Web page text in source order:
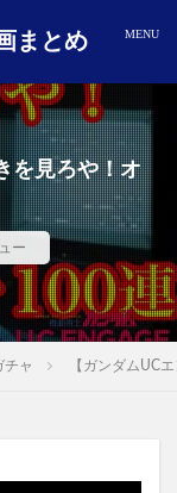
まとめ
を見ろや！オ
ー
チャ 【ガンダムUC